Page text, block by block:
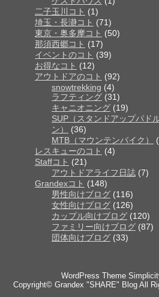
二子玉川コト (1)
埼玉・長瀞コト (71)
東京・奥多摩コト (50)
那須西郷コト (17)
イベントのコト (39)
お得なコト (12)
アウトドアのコト (92)
snowtrekking (4)
ラフティング(31)
キャニオニング(19)
SUP（スタンドアップパド
ン）
(36)
MTB（マウンテンバイク）
レスキューのコト (4)
Staffコト (21)
アウトドアライフ日誌(7)
Grandexコト (148)
男性向けブログ(116)
女性向けブログ(126)
カップル向けブログ(120)
ファミリー向けブログ(87)
団体向けブログ(33)
WordPress Theme
Copyright© Grandex "SHARE" BlogAll